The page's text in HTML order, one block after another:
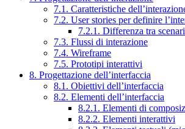
7.1. Caratteristiche
7.2. User stories per definire
7.2.1. Differenza tra
7.3. Flussi di interazione
7.4. Wireframe
7.5. Prototipi interattivi
8. Progettazione dell’interfaccia
8.1. Obiettivi dell’interfaccia
8.2. Elementi dell’interfaccia
8.2.1. Elementi di
8.2.2. Elementi interattivi